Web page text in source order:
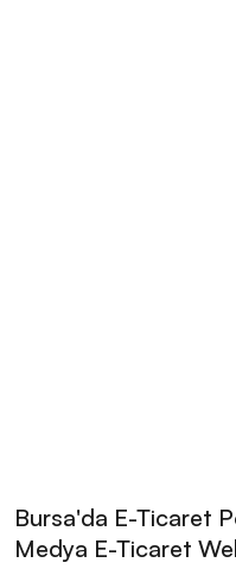
Bursa'da E-Ticaret
Medya E-Ticaret